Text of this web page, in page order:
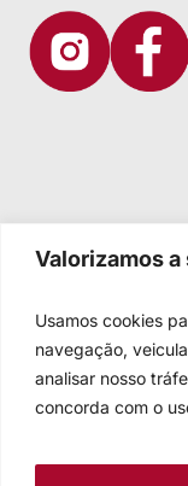
Valorizamos
Usamos cookies
navegação,
analisar nosso
concorda com o
Igreja
Sede nacional: Rua